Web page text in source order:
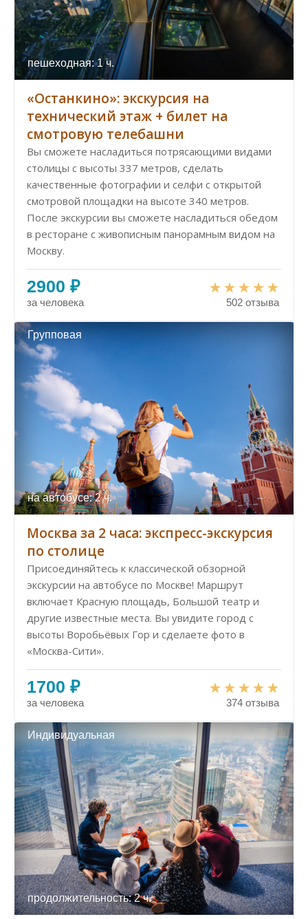
пешеходная: 1 ч.
«Останкино»: экскурсия на
технический этаж + билет на
смотровую телебашни
Вы сможете насладиться потрясающими видами
столицы с высоты 337 метров, сделать
качественные фотографии и селфи с открытой
смотровой площадки на высоте 340 метров.
После экскурсии вы сможете насладиться обедом
в ресторане с живописным панорамным видом на
Москву.
2900 ₽
за человека 502 отзыва
Групповая
на автобусе: 2 ч.
Москва за 2 часа: экспресс-экскурсия
по столице
Присоединяйтесь к классической обзорной
экскурсии на автобусе по Москве! Маршрут
включает Красную площадь, Большой театр и
другие известные места. Вы увидите город с
высоты Воробьёвых Гор и сделаете фото в
«Москва-Сити».
1700 ₽
за человека 374 отзыва
Индивидуальная
продолжительность: 2 ч.